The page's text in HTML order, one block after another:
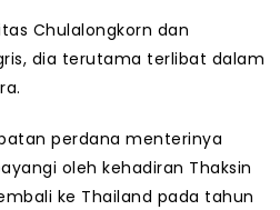
Chulalongkorn dan
dia terutama terlibat dalam
perdana menterinya
oleh kehadiran Thaksin
ke Thailand pada tahun